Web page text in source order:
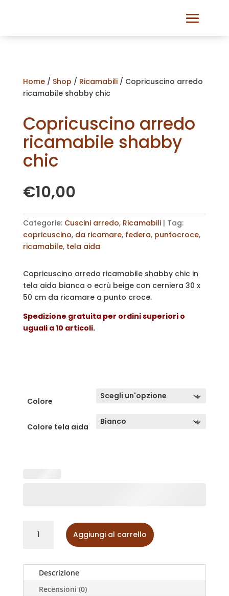
Home/ Shop / Ricamabili/ Copricuscino arredo
ricamabile shabby chic
Copricuscino arredo
ricamabile shabby
chic
€10,00
Categorie: Cuscini arredo, Ricamabili
Tag:
copricuscino, da ricamare, federa, puntocroce,
ricamabile, tela aida
Copricuscino arredo ricamabile shabby chic in
tela aida bianca o ecrù beige con cerniera 30 x
50 cm da ricamare a punto croce.
Spedizione gratuita per ordini superiori o
uguali a 10 articoli.
Colore
Colore tela aida
Copricuscino
arredo
quantità
Aggiungi al carrello
Descrizione
Recensioni (0)